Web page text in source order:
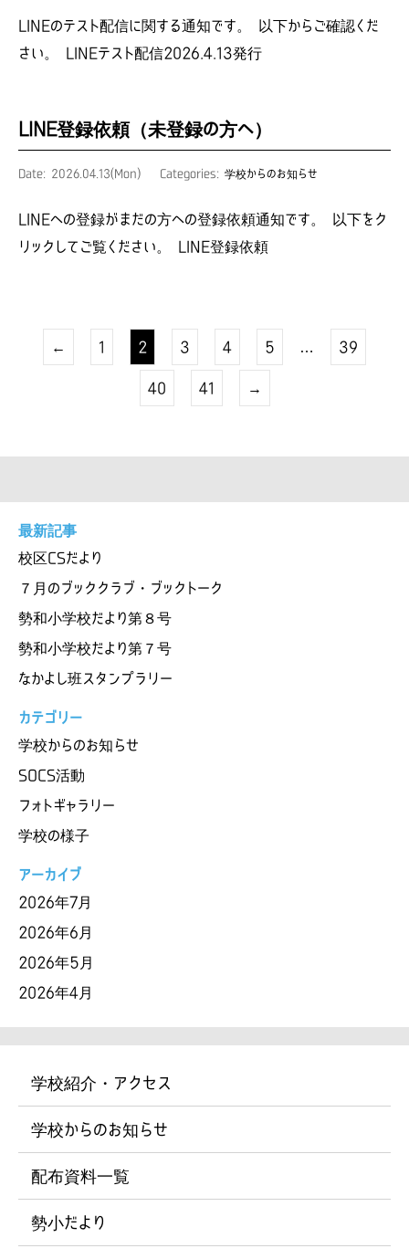
LINEのテスト配信に関する通知です。 以下からご確認くだ
さい。 LINEテスト配信2026.4.13発行
LINE登録依頼（未登録の方へ）
Date: 2026.04.13(Mon) Categories: 学校からのお知らせ
LINEへの登録がまだの方への登録依頼通知です。 以下をク
リックしてご覧ください。 LINE登録依頼
← 1 2 3 4 5 39
40 41 →
最新記事
校区CSだより
７月のブッククラブ・ブックトーク
勢和小学校だより第８号
勢和小学校だより第７号
なかよし班スタンプラリー
カテゴリー
学校からのお知らせ
SOCS活動
フォトギャラリー
学校の様子
アーカイブ
2026年7月
2026年6月
2026年5月
2026年4月
学校紹介・アクセス
学校からのお知らせ
配布資料一覧
勢小だより